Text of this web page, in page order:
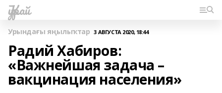
Ҡурай
Урындағы яңылыҡтар 3 АВГУСТА 2020, 18:44
Радий Хабиров:
«Важнейшая задача –
вакцинация населения»